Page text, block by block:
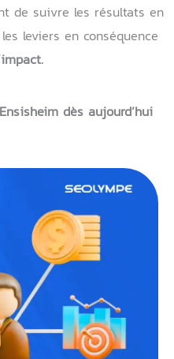
de suivre les résultats en
leviers en conséquence
dès aujourd’hui